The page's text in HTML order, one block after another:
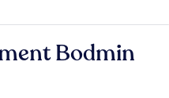
Bodmin